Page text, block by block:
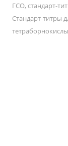
ГСО, стандарт-
Стандарт-титры